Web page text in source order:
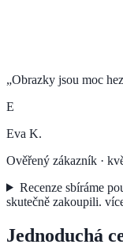
„Obrazky jsou moc
E
Eva K.
Ověřený zákazník ·
Recenze sbíráme
skutečně zakoupili.
Jednoduchá